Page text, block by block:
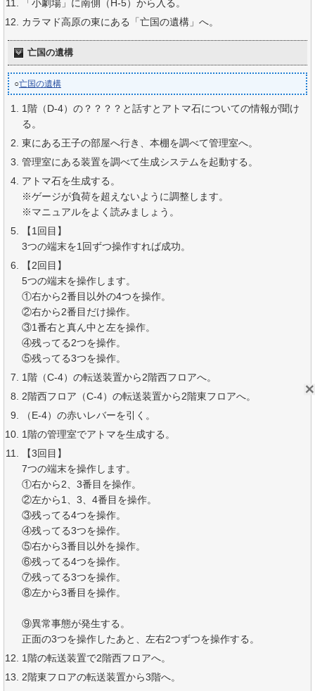
「小劇場」に南側（H-5）から入る。
カラマド高原の東にある「亡国の遺構」へ。
亡国の遺構
○亡国の遺構
1階（D-4）の？？？？と話すとアトマ石についての情報が聞け
る。
東にある王子の部屋へ行き、本棚を調べて管理室へ。
管理室にある装置を調べて生成システムを起動する。
アトマ石を生成する。
※ゲージが負荷を超えないように調整します。
※マニュアルをよく読みましょう。
【1回目】
3つの端末を1回ずつ操作すれば成功。
【2回目】
5つの端末を操作します。
①右から2番目以外の4つを操作。
②右から2番目だけ操作。
③1番右と真ん中と左を操作。
④残ってる2つを操作。
⑤残ってる3つを操作。
1階（C-4）の転送装置から2階西フロアへ。
2階西フロア（C-4）の転送装置から2階東フロアへ。
（E-4）の赤いレバーを引く。
1階の管理室でアトマを生成する。
【3回目】
7つの端末を操作します。
①右から2、3番目を操作。
②左から1、3、4番目を操作。
③残ってる4つを操作。
④残ってる3つを操作。
⑤右から3番目以外を操作。
⑥残ってる4つを操作。
⑦残ってる3つを操作。
⑧左から3番目を操作。
⑨異常事態が発生する。
正面の3つを操作したあと、左右2つずつを操作する。
1階の転送装置で2階西フロアへ。
2階東フロアの転送装置から3階へ。